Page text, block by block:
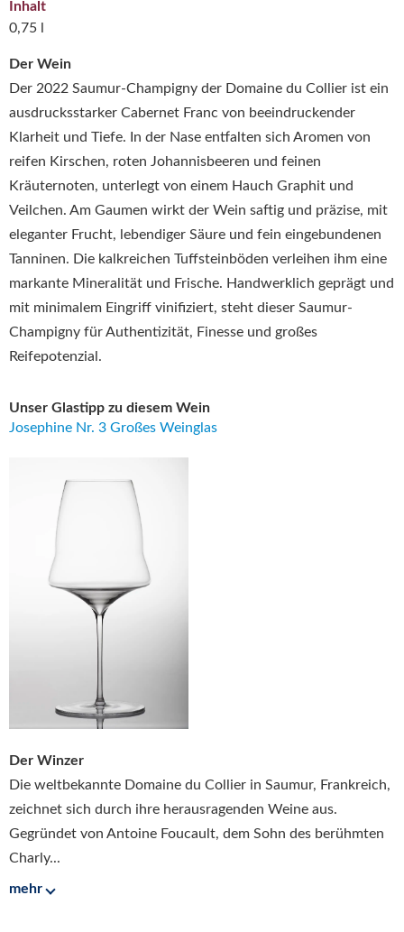
Der Wein
Der 2022 Saumur-Champigny der Domaine du Collier ist ein
ausdrucksstarker Cabernet Franc von beeindruckender
Klarheit und Tiefe. In der Nase entfalten sich Aromen von
reifen Kirschen, roten Johannisbeeren und feinen
Kräuternoten, unterlegt von einem Hauch Graphit und
Veilchen. Am Gaumen wirkt der Wein saftig und präzise, mit
eleganter Frucht, lebendiger Säure und fein eingebundenen
Tanninen. Die kalkreichen Tuffsteinböden verleihen ihm eine
markante Mineralität und Frische. Handwerklich geprägt und
mit minimalem Eingriff vinifiziert, steht dieser Saumur-
Champigny für Authentizität, Finesse und großes
Reifepotenzial.
Unser Glastipp zu diesem Wein
Josephine Nr. 3 Großes Weinglas
Der Winzer
Die weltbekannte Domaine du Collier in Saumur, Frankreich,
zeichnet sich durch ihre herausragenden Weine aus.
Gegründet von Antoine Foucault, dem Sohn des berühmten
Charly...
mehr
Inhalt
0,75 l